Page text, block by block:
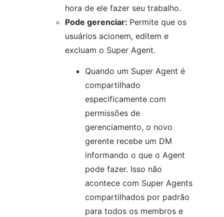
hora de ele fazer seu trabalho.
Pode gerenciar: Permite que os
usuários acionem, editem e
excluam o Super Agent.
Quando um Super Agent é
compartilhado
especificamente com
permissões de
gerenciamento, o novo
gerente recebe um DM
informando o que o Agent
pode fazer. Isso não
acontece com Super Agents
compartilhados por padrão
para todos os membros e